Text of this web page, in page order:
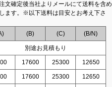
文確定後当社よりメールにて送料を含め
ます。※以下送料は目安とお考え下さ
(B) (C) (B/N)
別途お見積もり
17600 25300 12650
17600 25300 12650